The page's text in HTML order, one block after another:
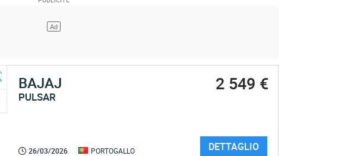
BAJAJ
PULSAR
2 549 €
26/03/2026 PORTOGALLO DETTAGLIO